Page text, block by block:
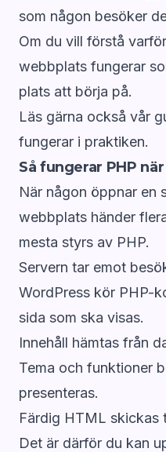
som någon besöker
Om du vill förstå
webbplats fungerar
plats att börja på.
Läs gärna också vår
fungerar i praktiken.
Så fungerar PHP
När någon öppnar en
webbplats händer
mesta styrs av PHP.
Servern tar emot
WordPress kör PHP-
sida som ska visas.
Innehåll hämtas från
Tema och funktioner
presenteras.
Färdig HTML skickas
Det är därför du kan